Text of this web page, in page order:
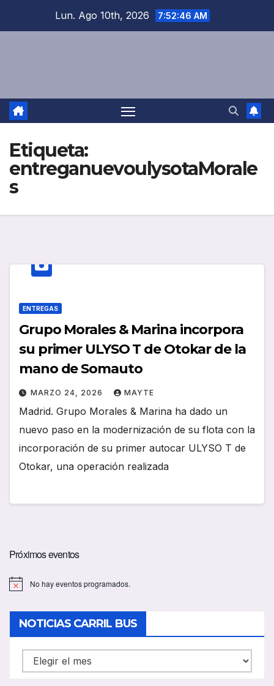
Lun. Ago 10th, 2026 7:52:46 AM
Etiqueta:
entreganuevoulysotaMorale
s
ENTREGAS
Grupo Morales & Marina incorpora
su primer ULYSO T de Otokar de la
mano de Somauto
MARZO 24, 2026 MAYTE
Madrid. Grupo Morales & Marina ha dado un
nuevo paso en la modernización de su flota con la
incorporación de su primer autocar ULYSO T de
Otokar, una operación realizada
Próximos eventos
No hay eventos programados.
NOTICIAS CARRIL BUS
NOTICIAS
CARRIL